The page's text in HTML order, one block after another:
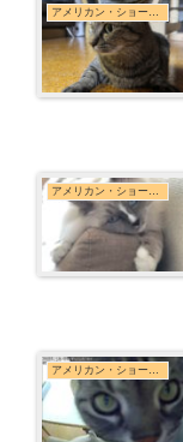
アメリカン・ショートヘア
アメリカン・ショートヘア
アメリカン・ショートヘア